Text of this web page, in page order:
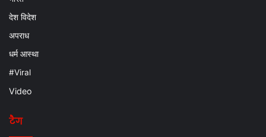
देश विदेश
अपराध
धर्म आस्था
#Viral
Video
टैग